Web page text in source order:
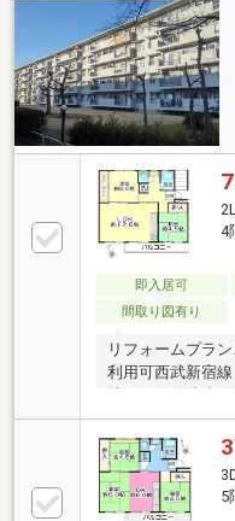
資料請求は左下
ク。直接のお問い
6989まで。（ス
で問い合わせ』
4
即入居可
間取り図有り
リフォームプラ
利用可西武新宿
間取り：2LDK・
分■おすすめポイ
り・眺望・通風
約240ｍ（徒歩約
歩約7分）・ヤオ
5